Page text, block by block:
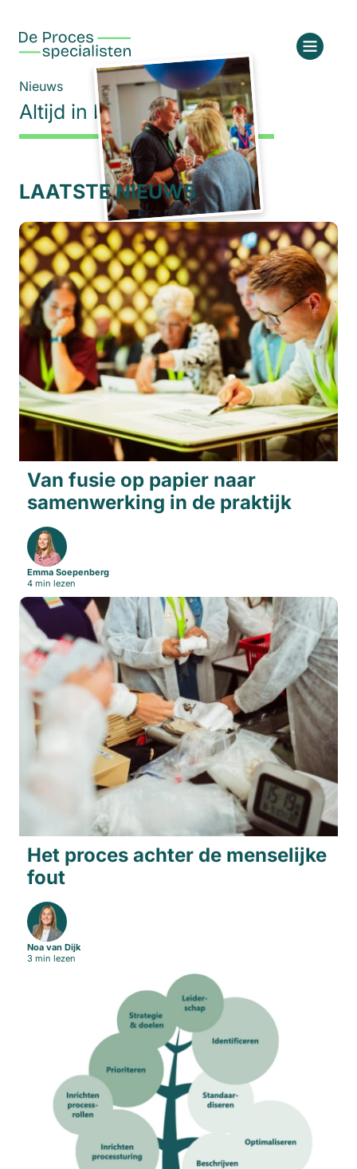
Nieuws
Altijd in beweging
LAATSTE NIEUWS
Van fusie op papier naar
samenwerking in de praktijk
Emma Soepenberg
4 min lezen
Het proces achter de menselijke
fout
Noa van Dijk
3 min lezen